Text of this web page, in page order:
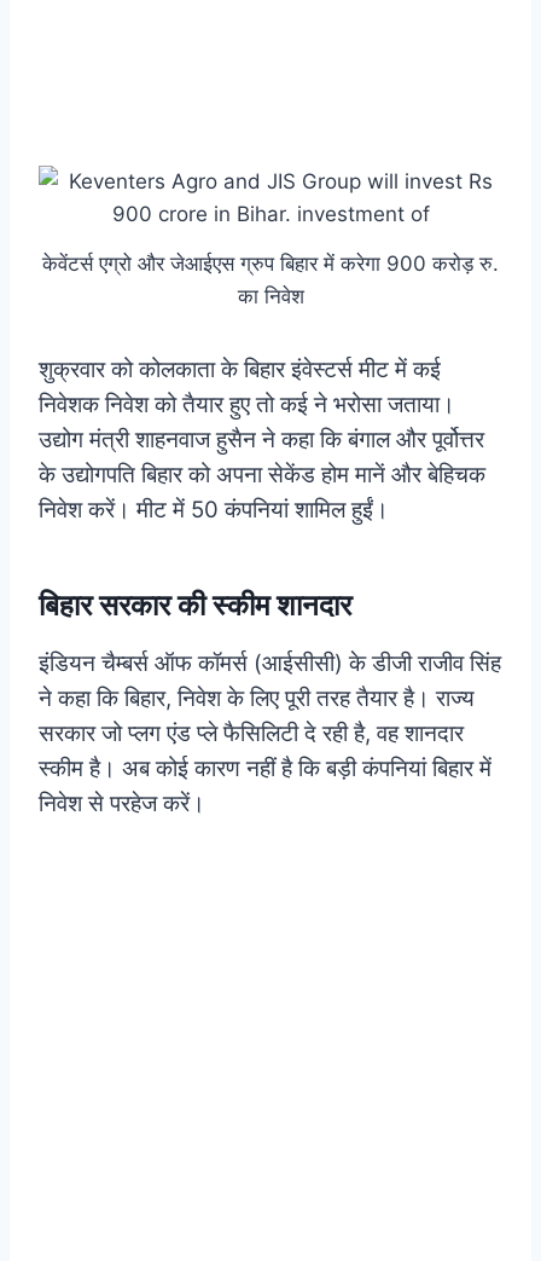
केवेंटर्स एग्रो और जेआईएस ग्रुप बिहार में करेगा 900 करोड़ रु.
का निवेश
शुक्रवार को कोलकाता के बिहार इंवेस्टर्स मीट में कई
निवेशक निवेश को तैयार हुए तो कई ने भरोसा जताया।
उद्योग मंत्री शाहनवाज हुसैन ने कहा कि बंगाल और पूर्वोत्तर
के उद्योगपति बिहार को अपना सेकेंड होम मानें और बेहिचक
निवेश करें। मीट में 50 कंपनियां शामिल हुईं।
बिहार सरकार की स्कीम शानदार
इंडियन चैम्बर्स ऑफ कॉमर्स (आईसीसी) के डीजी राजीव सिंह
ने कहा कि बिहार, निवेश के लिए पूरी तरह तैयार है। राज्य
सरकार जो प्लग एंड प्ले फैसिलिटी दे रही है, वह शानदार
स्कीम है। अब कोई कारण नहीं है कि बड़ी कंपनियां बिहार में
निवेश से परहेज करें।